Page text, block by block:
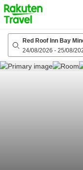
to
top
page
Red Roof Inn Bay
24/08/2026 - 25/08/